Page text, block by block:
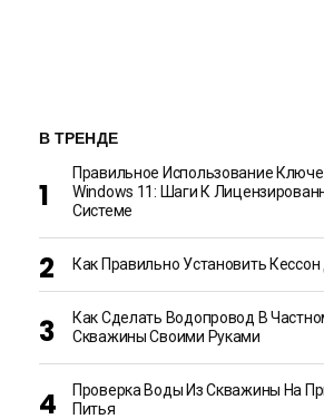
В ТРЕНДЕ
Правильное Использование
Windows 11: Шаги К
Системе
Как Правильно Установить
Как Сделать Водопровод В
Скважины Своими Руками
Проверка Воды Из Скважины На
Питья